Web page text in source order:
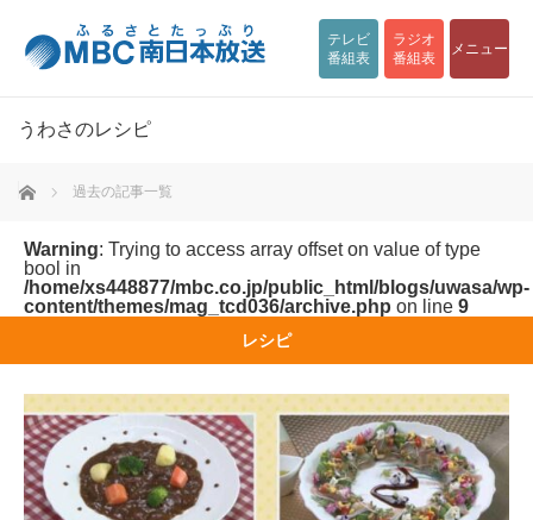
テレビ
番組表
ラジオ
番組表
メニュー
うわさのレシピ
ホーム 過去の記事一覧
Warning: Trying to access array offset on value of type
bool in
/home/xs448877/mbc.co.jp/public_html/blogs/uwasa/wp-
content/themes/mag_tcd036/archive.php on line 9
レシピ